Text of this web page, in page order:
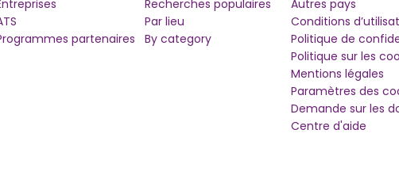
partenaires
Recherches populaires
Par lieu
By category
Autres pays
Conditions
Politique de
Politique sur les
Mentions légales
Paramètres des
Demande sur les
Centre d'aide